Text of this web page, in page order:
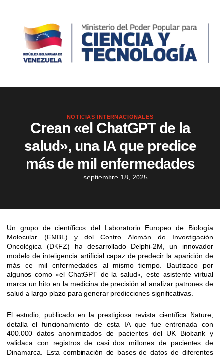
NOTICIAS INTERNACIONALES
Crean «el ChatGPT de la
salud», una IA que predice
más de mil enfermedades
septiembre 18, 2025
Un grupo de científicos del Laboratorio Europeo de Biología
Molecular (EMBL) y del Centro Alemán de Investigación
Oncológica (DKFZ) ha desarrollado Delphi-2M, un innovador
modelo de inteligencia artificial capaz de predecir la aparición de
más de mil enfermedades al mismo tiempo. Bautizado por
algunos como «el ChatGPT de la salud», este asistente virtual
marca un hito en la medicina de precisión al analizar patrones de
salud a largo plazo para generar predicciones significativas.
El estudio, publicado en la prestigiosa revista científica Nature,
detalla el funcionamiento de esta IA que fue entrenada con
400.000 datos anonimizados de pacientes del UK Biobank y
validada con registros de casi dos millones de pacientes de
Dinamarca. Esta combinación de bases de datos de diferentes